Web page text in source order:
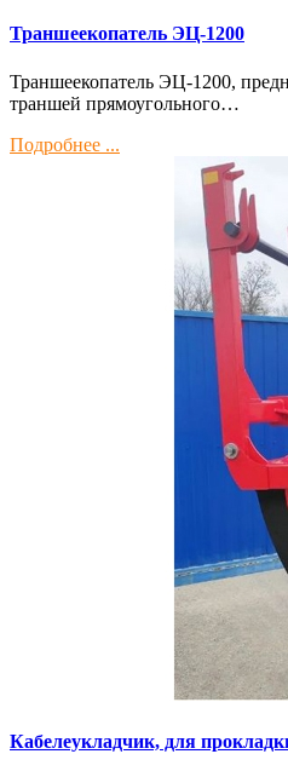
Траншеекопатель ЭЦ-1200
Траншеекопатель ЭЦ-1200,
траншей прямоугольного…
Подробнее ...
Кaбелeукладчик, для